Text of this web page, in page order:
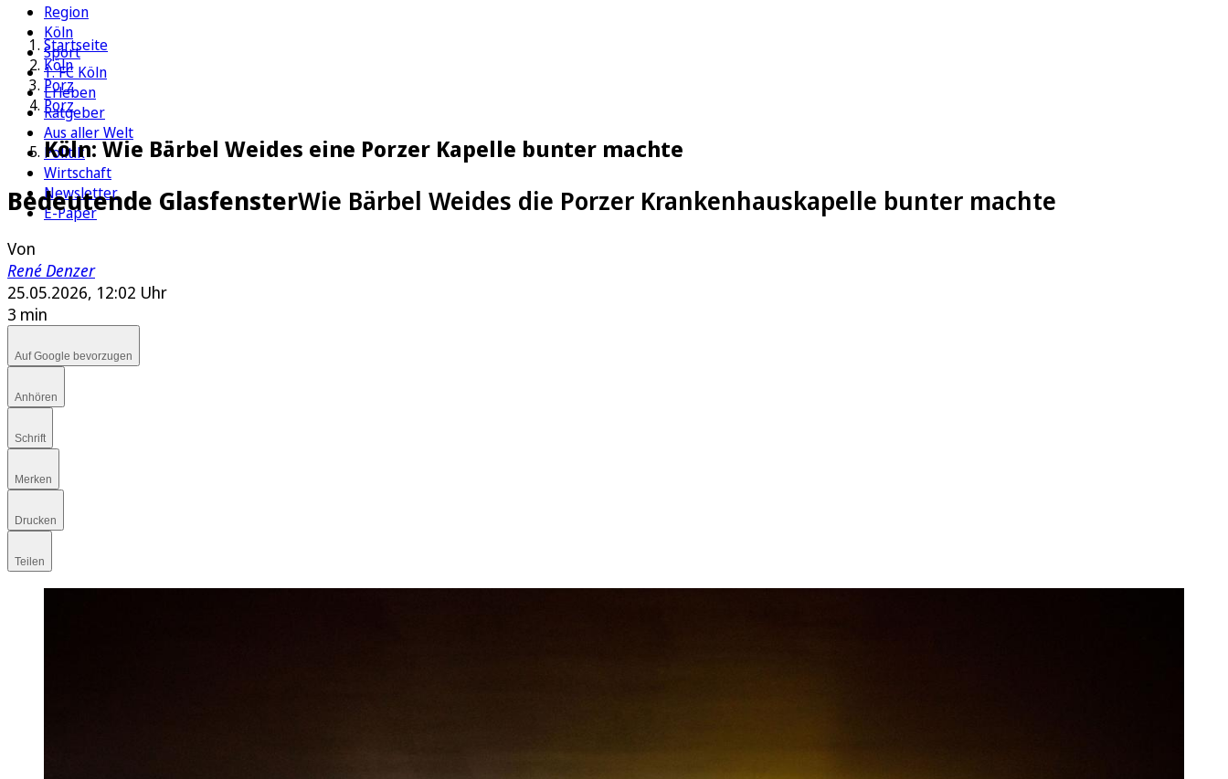
Region
Köln
Sport
1. FC Köln
Erleben
Ratgeber
Aus aller Welt
Politik
Wirtschaft
Newsletter
E-Paper
Startseite
Köln
Porz
Porz
Köln: Wie Bärbel Weides eine Porzer Kapelle bunter machte
Bedeutende GlasfensterWie Bärbel Weides die Porzer Krankenhauskapelle bunter machte
Von
René Denzer
25.05.2026, 12:02 Uhr
3 min
Auf Google bevorzugen
Anhören
Schrift
Merken
Drucken
Teilen